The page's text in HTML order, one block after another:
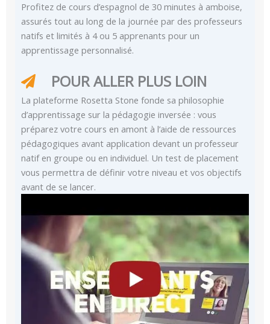
Profitez de cours d’espagnol de 30 minutes à amboise,
assurés tout au long de la journée par des professeurs
natifs et limités à 4 ou 5 apprenants pour un
apprentissage personnalisé.
POUR ALLER PLUS LOIN
La plateforme Rosetta Stone fonde sa philosophie
d’apprentissage sur la pédagogie inversée : vous
préparez votre cours en amont à l’aide de ressources
pédagogiques avant application devant un professeur
natif en groupe ou en individuel. Un test de placement
vous permettra de définir votre niveau et vos objectifs
avant de se lancer.